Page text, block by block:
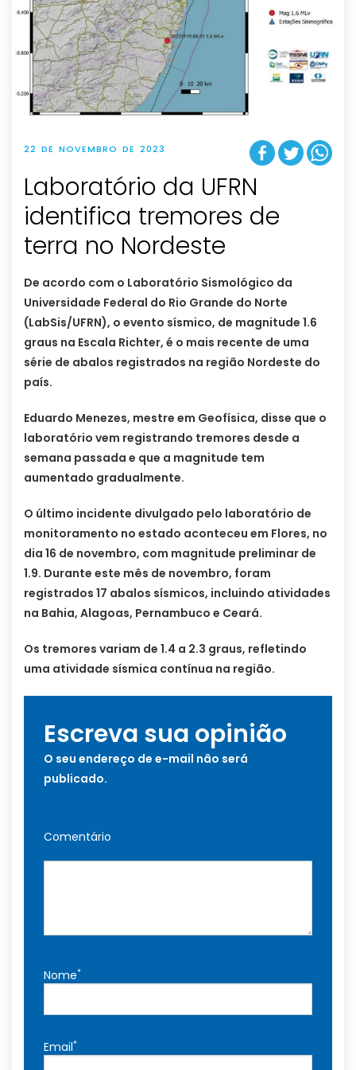
22 DE NOVEMBRO DE 2023
Laboratório da UFRN
identifica tremores de
terra no Nordeste
De acordo com o Laboratório Sismológico da
Universidade Federal do Rio Grande do Norte
(LabSis/UFRN), o evento sísmico, de magnitude 1.6
graus na Escala Richter, é o mais recente de uma
série de abalos registrados na região Nordeste do
país.
Eduardo Menezes, mestre em Geofísica, disse que o
laboratório vem registrando tremores desde a
semana passada e que a magnitude tem
aumentado gradualmente.
O último incidente divulgado pelo laboratório de
monitoramento no estado aconteceu em Flores, no
dia 16 de novembro, com magnitude preliminar de
1.9. Durante este mês de novembro, foram
registrados 17 abalos sísmicos, incluindo atividades
na Bahia, Alagoas, Pernambuco e Ceará.
Os tremores variam de 1.4 a 2.3 graus, refletindo
uma atividade sísmica contínua na região.
Escreva sua opinião
O seu endereço de e-mail não será
publicado.
Comentário
Nome*
Email*